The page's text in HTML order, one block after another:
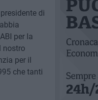
di
per la
nostro
per il
che tanti